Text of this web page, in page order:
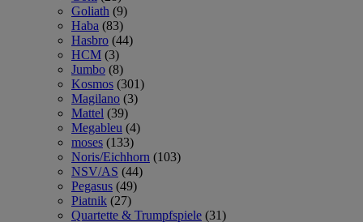
Goliath (9)
Haba (83)
Hasbro (44)
HCM (3)
Jumbo (8)
Kosmos (301)
Magilano (3)
Mattel (39)
Megableu (4)
moses (133)
Noris/Eichhorn (103)
NSV/AS (44)
Pegasus (49)
Piatnik (27)
Quartette & Trumpfspiele (31)